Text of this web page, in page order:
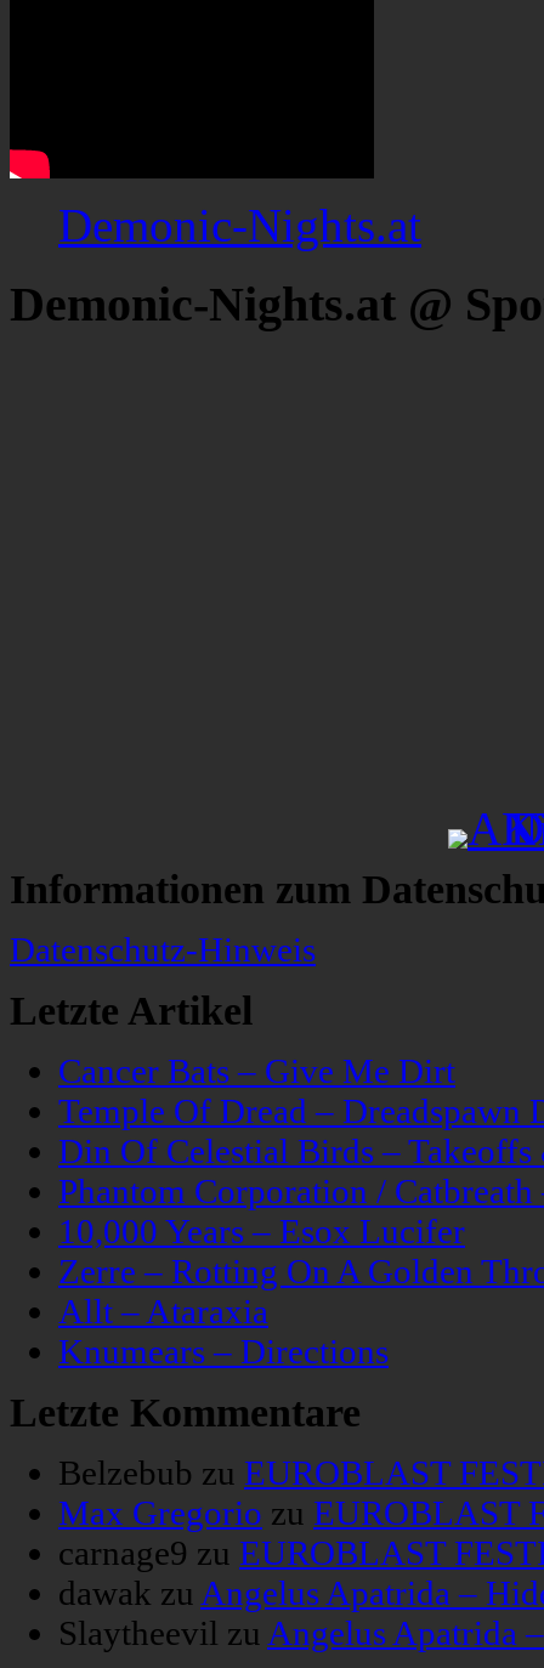
Demonic-Nights.at
Demonic-Nights.at @
Informationen zum
Datenschutz-Hinweis
Letzte Artikel
Cancer Bats – Give Me Dirt
Temple Of Dread – Dreadspawn
Din Of Celestial Birds –
Phantom Corporation /
10,000 Years – Esox Lucifer
Zerre – Rotting On A Golden
Allt – Ataraxia
Knumears – Directions
Letzte Kommentare
Belzebub zu EUROBLAST
Max Gregorio zu EUROBLAST
carnage9 zu EUROBLAST
dawak zu Angelus Apatrida –
Slaytheevil zu Angelus Apatrida